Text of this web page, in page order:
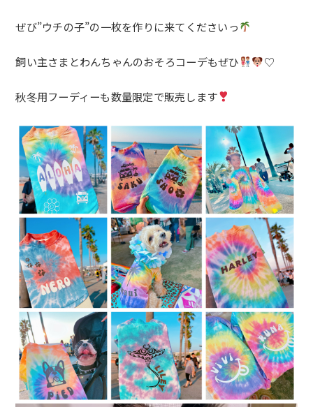
ぜび”ウチの子”の一枚を作りに来てくださいっ
飼い主さまとわんちゃんのおそろコーデもぜひ ♡
秋冬用フーディーも数量限定で販売します